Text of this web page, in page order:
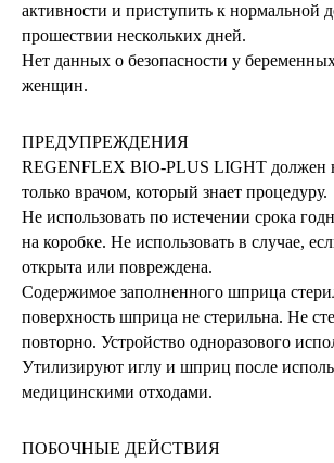
активности и приступить к нормальной
прошествии нескольких дней.
Нет данных о безопасности у
женщин.
ПРЕДУПРЕЖДЕНИЯ
REGENFLEX BIO-PLUS LIGHT должен
только врачом, который знает процедуру.
Не использовать по истечении срока
на коробке. Не использовать в случае,
открыта или повреждена.
Содержимое заполненного шприца
поверхность шприца не стерильна. Не
повторно. Устройство одноразового
Утилизируют иглу и шприц после
медицинскими отходами.
ПОБОЧНЫЕ ДЕЙСТВИЯ
+7 495 795 92 28